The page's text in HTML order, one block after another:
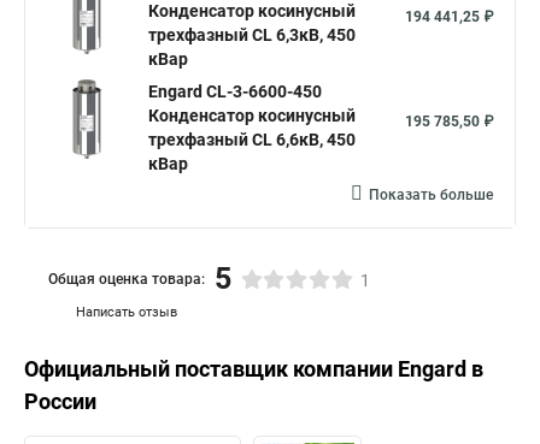
Конденсатор косинусный
трехфазный CL 6,3кВ, 450
кВар
194 441,25 ₽
Engard CL-3-6600-450
Конденсатор косинусный
трехфазный CL 6,6кВ, 450
кВар
195 785,50 ₽
Показать больше
Написать отзыв
Общая оценка товара: 5 1
Официальный поставщик компании Engard в
России